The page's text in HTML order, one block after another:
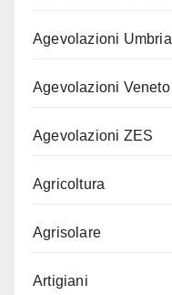
Agevolazioni Umbria
Agevolazioni Veneto
Agevolazioni ZES
Agricoltura
Agrisolare
Artigiani